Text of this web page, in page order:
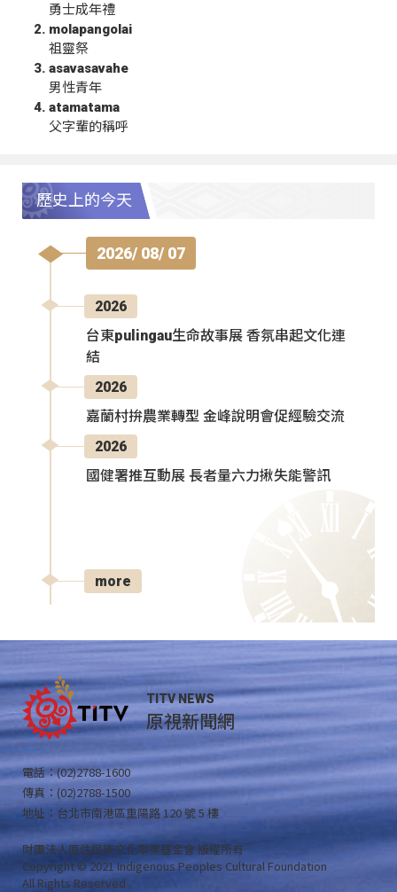
勇士成年禮
molapangolai
祖靈祭
asavasavahe
男性青年
atamatama
父字輩的稱呼
歷史上的今天
2026/ 08/ 07
2026
台東pulingau生命故事展 香氛串起文化連
結
2026
嘉蘭村拚農業轉型 金峰說明會促經驗交流
2026
國健署推互動展 長者量六力揪失能警訊
more
TITV NEWS
原視新聞網
電話：(02)2788-1600
傳真：(02)2788-1500
地址：台北市南港區重陽路 120 號 5 樓
財團法人原住民族文化事業基金會 版權所有
Copyright © 2021 Indigenous Peoples Cultural Foundation
All Rights Reserved .